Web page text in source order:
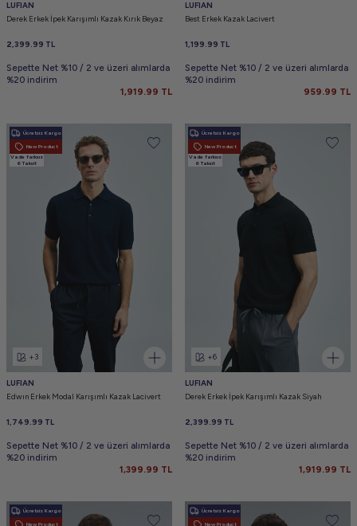
LUFIAN
Derek Erkek İpek Karışımlı Kazak Kırık Beyaz
2,399.99 TL
Sepette Net %10 / 2 ve üzeri alımlarda
%20 indirim
1,919.99 TL
LUFIAN
Best Erkek Kazak Lacivert
1,199.99 TL
Sepette Net %10 / 2 ve üzeri alımlarda
%20 indirim
959.99 TL
Ücretsiz Kargo
New Product
Vade farksız
6 Taksit
+3
LUFIAN
Edwın Erkek Modal Karışımlı Kazak Lacivert
1,749.99 TL
Sepette Net %10 / 2 ve üzeri alımlarda
%20 indirim
1,399.99 TL
Ücretsiz Kargo
New Product
Vade farksız
6 Taksit
+6
LUFIAN
Derek Erkek İpek Karışımlı Kazak Siyah
2,399.99 TL
Sepette Net %10 / 2 ve üzeri alımlarda
%20 indirim
1,919.99 TL
Ücretsiz Kargo
New Product
Ücretsiz Kargo
New Product